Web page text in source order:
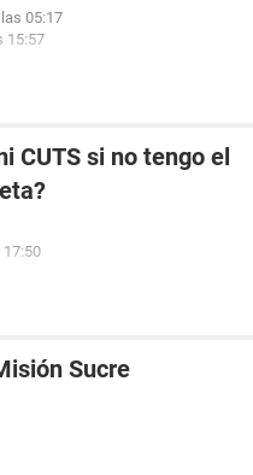
05:17
15:57
CUTS si no tengo el
17:50
Sucre